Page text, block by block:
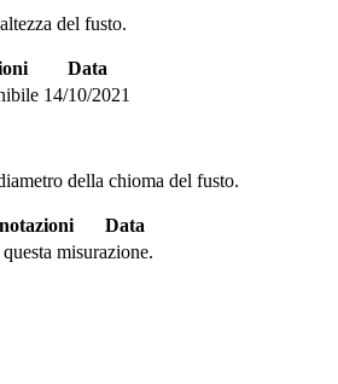
del fusto.
Data
14/10/2021
della chioma del fusto.
Data
misurazione.